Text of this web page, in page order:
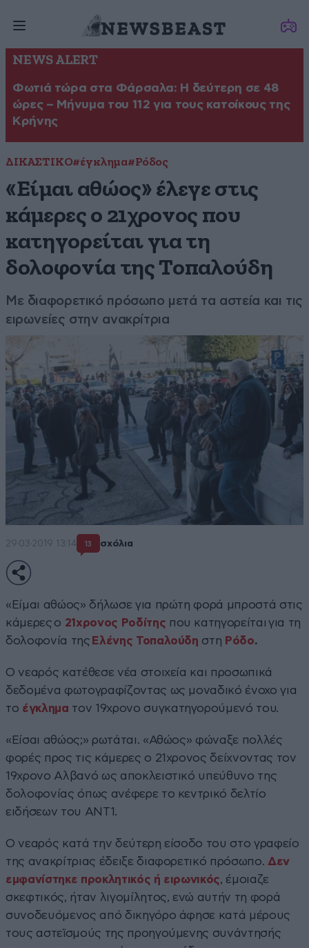
NEWS ALERT
Φωτιά τώρα στα Φάρσαλα: Η δεύτερη σε 48
ώρες – Μήνυμα του 112 για τους κατοίκους της
Κρήνης
ΔΙΚΑΣΤΙΚΟ#έγκλημα#Ρόδος
«Είμαι αθώος» έλεγε στις
κάμερες ο 21χρονος που
κατηγορείται για τη
δολοφονία της Τοπαλούδη
Με διαφορετικό πρόσωπο μετά τα αστεία και τις
ειρωνείες στην ανακρίτρια
29·03·2019 13:14 13 σχόλια
«Είμαι αθώος» δήλωσε για πρώτη φορά μπροστά στις
κάμερες ο 21χρονος Ροδίτης που κατηγορείται για τη
δολοφονία της Ελένης Τοπαλούδη στη Ρόδο.
Ο νεαρός κατέθεσε νέα στοιχεία και προσωπικά
δεδομένα φωτογραφίζοντας ως μοναδικό ένοχο για
το έγκλημα τον 19χρονο συγκατηγορούμενό του.
«Είσαι αθώος;» ρωτάται. «Αθώος» φώναξε πολλές
φορές προς τις κάμερες ο 21χρονος δείχνοντας τον
19χρονο Αλβανό ως αποκλειστικό υπεύθυνο της
δολοφονίας όπως ανέφερε το κεντρικό δελτίο
ειδήσεων του ΑΝΤ1.
Ο νεαρός κατά την δεύτερη είσοδο του στο γραφείο
της ανακρίτριας έδειξε διαφορετικό πρόσωπο. Δεν
εμφανίστηκε προκλητικός ή ειρωνικός, έμοιαζε
σκεφτικός, ήταν λιγομίλητος, ενώ αυτήν τη φορά
συνοδευόμενος από δικηγόρο άφησε κατά μέρους
τους αστεϊσμούς της προηγούμενης συνάντησής